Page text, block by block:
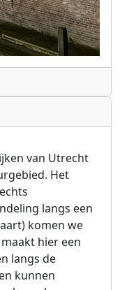
van Utrecht
Het
langs een
komen we
hier een
langs de
kunnen